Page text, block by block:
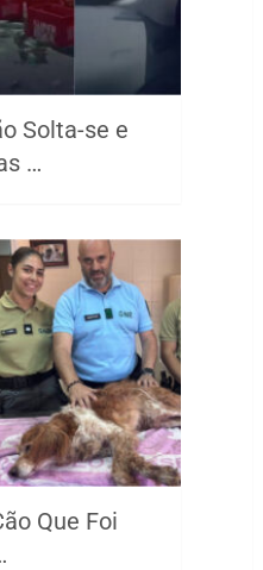
Solta-se e
…
Que Foi